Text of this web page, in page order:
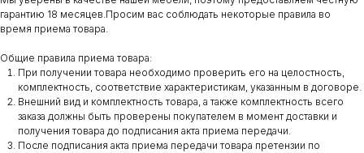
гарантию 18 месяцев.Просим вас соблюдать некоторые правила во
время приема товара.
Общие правила приема товара:
При получении товара необходимо проверить его на целостность,
комплектность, соответствие характеристикам, указанным в договоре.
Внешний вид и комплектность товара, а также комплектность всего
заказа должны быть проверены покупателем в момент доставки и
получения товара до подписания акта приема передачи.
После подписания акта приема передачи товара претензии по